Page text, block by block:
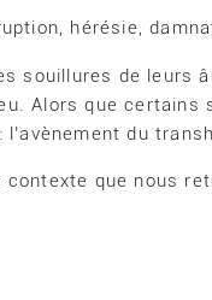
hérésie,
souillures de leurs
Alors que certains
l’avènement du
contexte que nous